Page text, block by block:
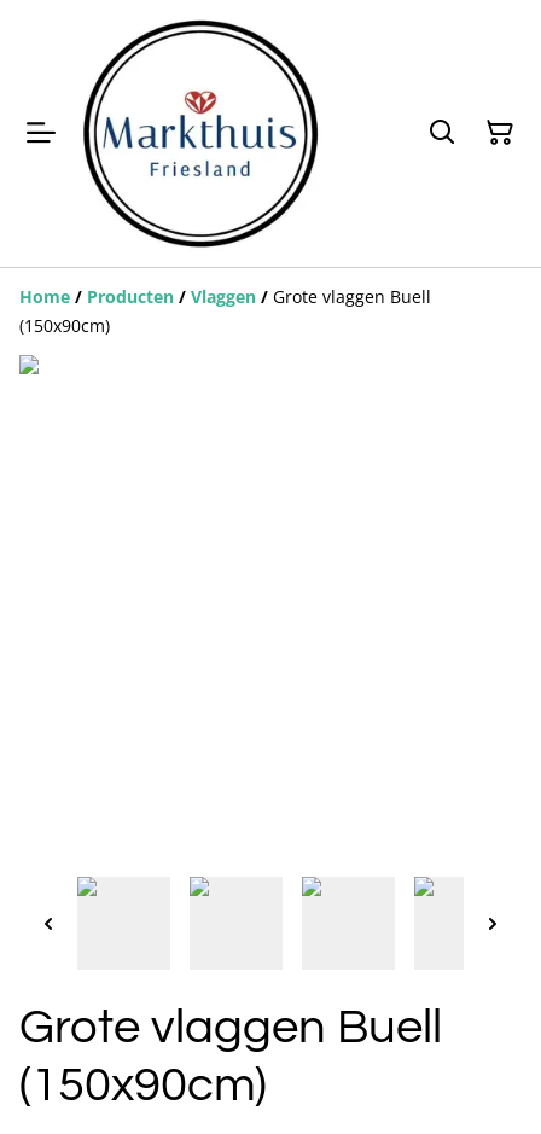
Home / Producten / Vlaggen / Grote vlaggen Buell
(150x90cm)
Grote vlaggen Buell
(150x90cm)